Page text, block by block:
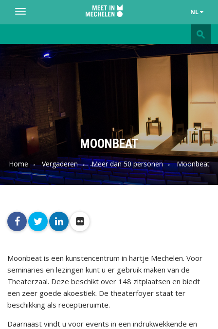
NL
Toggle
navigation
in
MOONBEAT
Home Vergaderen Meer dan 50 personen Moonbeat
Moonbeat is een kunstencentrum in hartje Mechelen. Voor
seminaries en lezingen kunt u er gebruik maken van de
Theaterzaal. Deze beschikt over 148 zitplaatsen en biedt
een zeer goede akoestiek. De theaterfoyer staat ter
beschikking als receptieruimte.
Daarnaast vindt u voor events in een indrukwekkende en